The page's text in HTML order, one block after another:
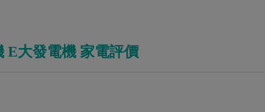
E大發電機 家電評價